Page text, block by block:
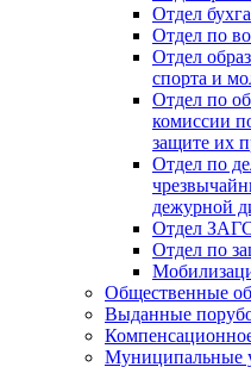
Отдел
Отдел по
Отдел
спорта и
Отдел по
комиссии
защите их
Отдел по
дежурной
Отдел
Отдел по
Общественные
Выданные
Муниципальные